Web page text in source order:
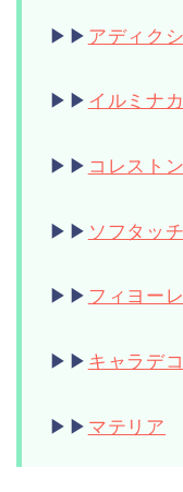
▶︎▶︎ アディク
▶︎▶︎ イルミナ
▶︎▶︎ コレストン
▶︎▶︎ ソフタッチ
▶︎▶︎ フィヨー
▶︎▶︎ キャラデコ
▶︎▶︎ マテリア